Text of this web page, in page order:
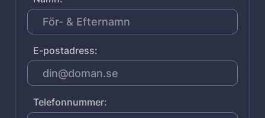
E-postadress:
Telefonnummer: